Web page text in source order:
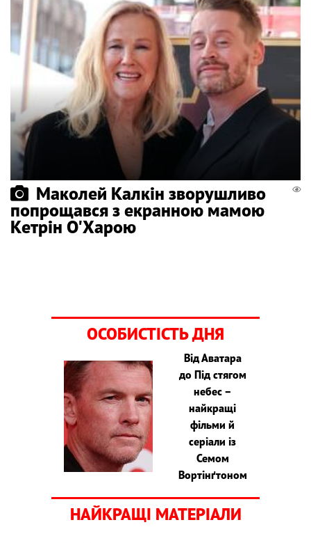
Маколей Калкін зворушливо
попрощався з екранною мамою
Кетрін О'Харою
ОСОБИСТІСТЬ ДНЯ
Від Аватара
до Під стягом
небес –
найкращі
фільми й
серіали із
Семом
Вортінґтоном
НАЙКРАЩІ МАТЕРІАЛИ